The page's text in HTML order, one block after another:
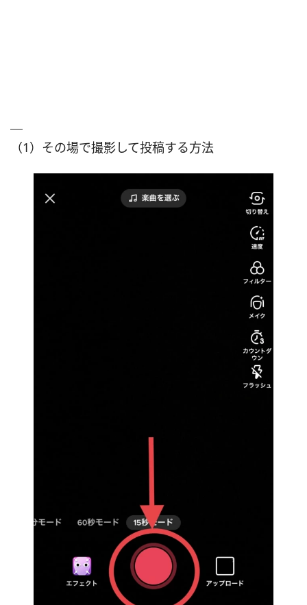
（1）その場で撮影して投稿する方法